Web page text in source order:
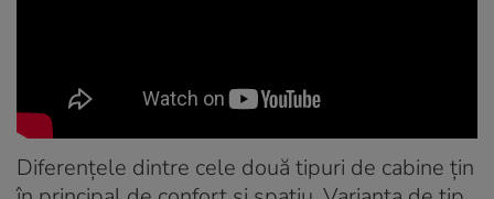
Diferențele dintre cele două tipuri de cabine țin